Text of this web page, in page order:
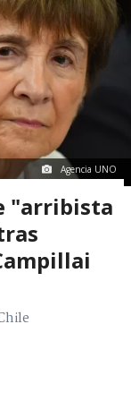
Agencia UNO
"arribista